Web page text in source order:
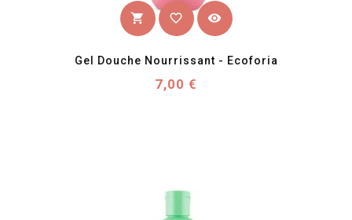
shopping_cart favorite_border visibility
Gel Douche Nourrissant - Ecoforia
Prix
7,00 €